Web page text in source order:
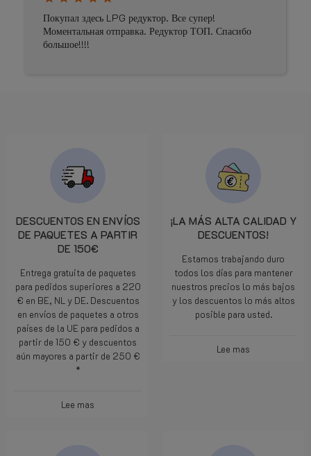
Покупал здесь LPG редуктор. Все супер!
Моментальная отправка. Редуктор ТОП. Спасибо
большое!!!!
DESCUENTOS EN ENVÍOS
DE PAQUETES A PARTIR
DE 150€
Entrega gratuita de paquetes
para pedidos superiores a 220
€ en BE, NL y DE. Descuentos
en envíos de paquetes a otros
países de la UE para pedidos a
partir de 150 € y descuentos
aún mayores a partir de 250 €
*
Lee mas
¡LA MÁS ALTA CALIDAD Y
DESCUENTOS!
Estamos trabajando duro
todos los días para mantener
nuestros precios lo más bajos
y los descuentos lo más altos
posible para usted.
Lee mas